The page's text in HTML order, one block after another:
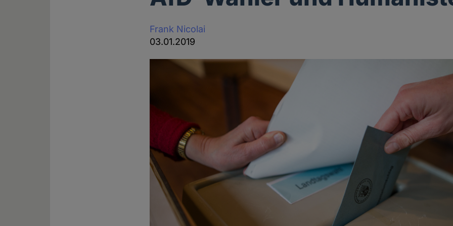
Frank Nicolai
03.01.2019